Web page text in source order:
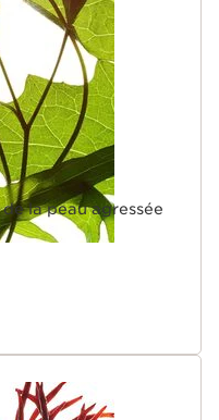
la peau agressée